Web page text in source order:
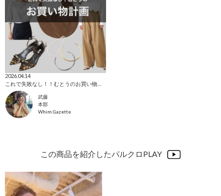
2026.04.14
武藤
本部
Whim Gazette
この商品を紹介したパルクロPLAY